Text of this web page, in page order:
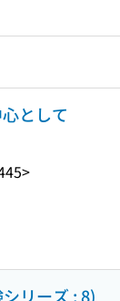
として
リーズ ; 8)